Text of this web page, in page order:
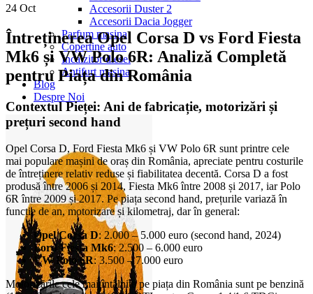
Accesorii Duster 2
Accesorii Dacia Jogger
Parfum masina
Copertine auto
Incalzitor diesel
Antifurt masina
Blog
Despre Noi
24 Oct
Întreținerea Opel Corsa D vs Ford Fiesta
Mk6 și VW Polo 6R: Analiză Completă
pentru Piața din România
Contextul Pieței: Ani de fabricație, motorizări și
prețuri second hand
Opel Corsa D, Ford Fiesta Mk6 și VW Polo 6R sunt printre cele
mai populare mașini de oraș din România, apreciate pentru costurile
de întreținere relativ reduse și fiabilitatea decentă. Corsa D a fost
produsă între 2006 și 2014, Fiesta Mk6 între 2008 și 2017, iar Polo
6R între 2009 și 2017. Pe piața second hand, prețurile variază în
funcție de an, motorizare și kilometraj, dar în general:
Opel Corsa D: 2.000 – 5.000 euro (second hand, 2024)
Ford Fiesta Mk6: 2.500 – 6.000 euro
VW Polo 6R: 3.500 – 7.000 euro
Motorizările cele mai întâlnite pe piața din România sunt pe benzină